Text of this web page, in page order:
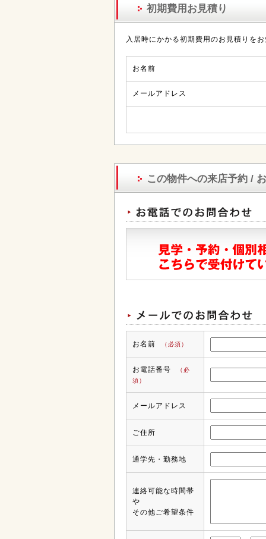
初期費用お見積り
入居時にかかる初期費用のお見積りを
お名前
メールアドレス
この物件への来店予約 /
お名前 （必須）
お電話番号
（必
須）
メールアドレス
ご住所
通学先・勤務地
連絡可能な時間帯
や
その他ご希望条件